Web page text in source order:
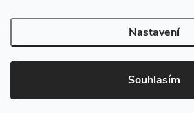
Nastavení
Souhlasím
Copyright 2026Život na kole. Všechna
nastavení cookies